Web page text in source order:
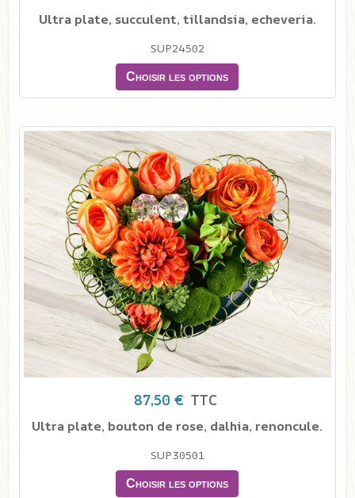
Ultra plate, succulent, tillandsia, echeveria.
SUP24502
Choisir les options
87,50 € TTC
Ultra plate, bouton de rose, dalhia, renoncule.
SUP30501
Choisir les options